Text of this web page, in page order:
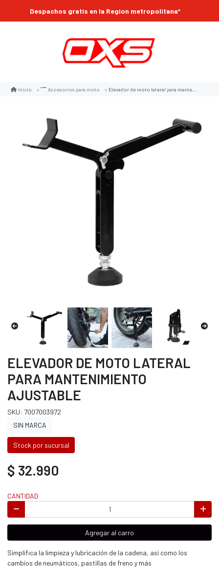
Despachos gratis en la Region metropolitana*
Inicio Accesorios para moto Elevador de moto lateral para mantenimiento ajustable
ELEVADOR DE MOTO LATERAL
PARA MANTENIMIENTO
AJUSTABLE
SKU: 7007003972
SIN MARCA
Stock por sucursal
$ 32.990
CANTIDAD
Agregar al carro
Simplifica la limpieza y lubricación de la cadena, así como los
cambios de neumáticos, pastillas de freno y más